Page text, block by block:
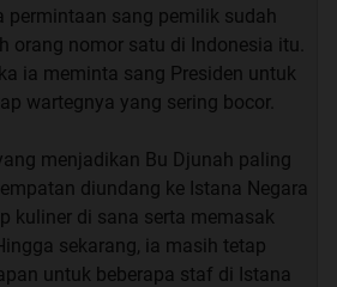
permintaan sang pemilik sudah
orang nomor satu di Indonesia itu.
ia meminta sang Presiden untuk
wartegnya yang sering bocor.
menjadikan Bu Djunah paling
diundang ke Istana Negara
kuliner di sana serta memasak
sekarang, ia masih tetap
untuk beberapa staf di Istana